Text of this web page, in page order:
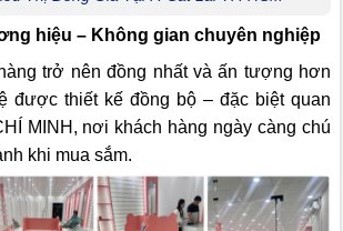
hiệu – Không gian chuyên nghiệp
trở nên đồng nhất và ấn tượng hơn
được thiết kế đồng bộ – đặc biệt quan
MINH, nơi khách hàng ngày càng chú
khi mua sắm.